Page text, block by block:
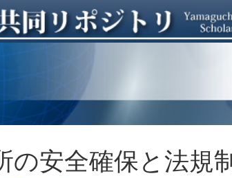
の安全確保と法規